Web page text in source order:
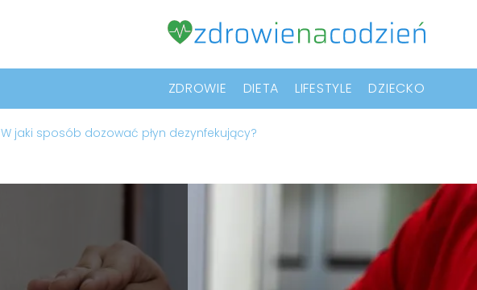
ZDROWIE DIETA LIFESTYLE DZIECKO
W jaki sposób dozować płyn dezynfekujący?